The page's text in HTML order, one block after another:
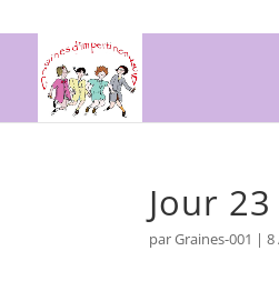
Jour
parGraines-001 |8